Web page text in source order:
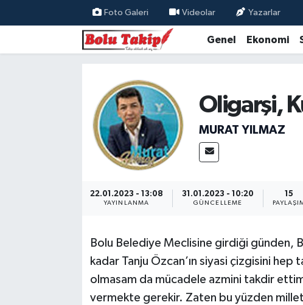
Foto Galeri Videolar Yazarlar
Genel Ekonomi
Oligarşi,
MURAT YILMAZ
22.01.2023 - 13:08
YAYINLANMA
31.01.2023 - 10:20
GÜNCELLEME
15
Bolu Belediye Meclisine girdiği günden,
kadar Tanju Özcan’ın siyasi çizgisini
olmasam da mücadele azmini takdir ettim.
vermekte gerekir. Zaten bu yüzden